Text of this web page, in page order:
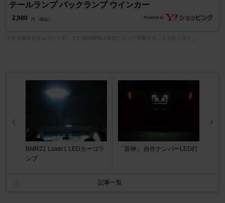
テールランプ バックランプ ウインカー
2,980 円 （税込）
BMR21 Luxer1 LEDカーゴラ
ンプ
「雷神」 自作ナンバーLED灯
記事一覧